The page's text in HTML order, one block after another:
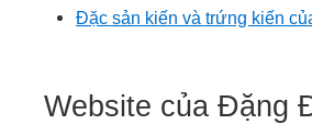
Đặc sản kiến và trứng kiến
Website của Đặng